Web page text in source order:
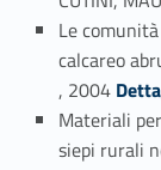
Le
calcareo
, 2004 Link identifier #identifier_person_14145-69
Materiali
siepi rurali